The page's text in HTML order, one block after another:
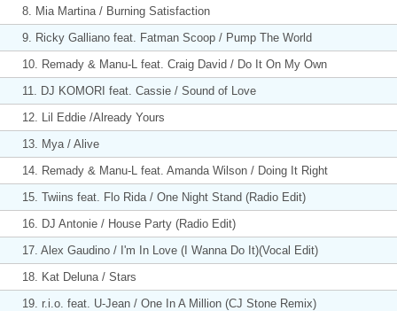
8. Mia Martina / Burning Satisfaction
9. Ricky Galliano feat. Fatman Scoop / Pump The World
10. Remady & Manu-L feat. Craig David / Do It On My Own
11. DJ KOMORI feat. Cassie / Sound of Love
12. Lil Eddie /Already Yours
13. Mya / Alive
14. Remady & Manu-L feat. Amanda Wilson / Doing It Right
15. Twiins feat. Flo Rida / One Night Stand (Radio Edit)
16. DJ Antonie / House Party (Radio Edit)
17. Alex Gaudino / I'm In Love (I Wanna Do It)(Vocal Edit)
18. Kat Deluna / Stars
19. r.i.o. feat. U-Jean / One In A Million (CJ Stone Remix)